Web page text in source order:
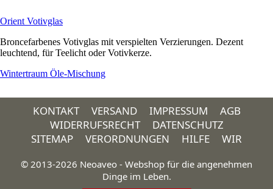
Orient Votivglas
Broncefarbenes Votivglas mit verspielten Verzierungen. Dezent
leuchtend, für Teelicht oder Votivkerze.
Wintertraum Öle-Mischung
KONTAKT VERSAND IMPRESSUM
AGB
WIDERRUFSRECHT
DATENSCHUTZ
SITEMAP
VERORDNUNGEN HILFE WIR
© 2013-2026 Neoaveo - Webshop für die angenehmen
Dinge im Leben.